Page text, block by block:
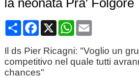
la neonata Pra' Folgore
CondividiFacebook
X WhatsApp
Email
Il ds Pier Ricagni: "Voglio un
competitivo nel quale tutti
chances"